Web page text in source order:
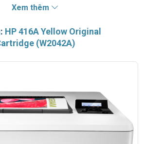
Xem thêm
HP 416A Yellow Original
(W2042A)